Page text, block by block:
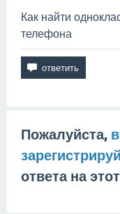
Как найти
телефона
Пожалуйста,
ответа на